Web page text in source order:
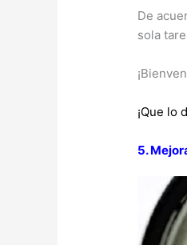
De
sola
¡Que lo
5.